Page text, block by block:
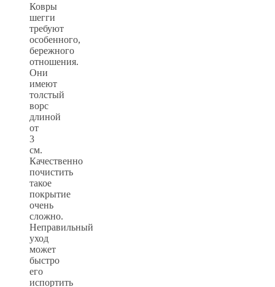
Ковры
шегги
требуют
особенного,
бережного
отношения.
Они
имеют
толстый
ворс
длиной
от
3
см.
Качественно
почистить
такое
покрытие
очень
сложно.
Неправильный
уход
может
быстро
его
испортить